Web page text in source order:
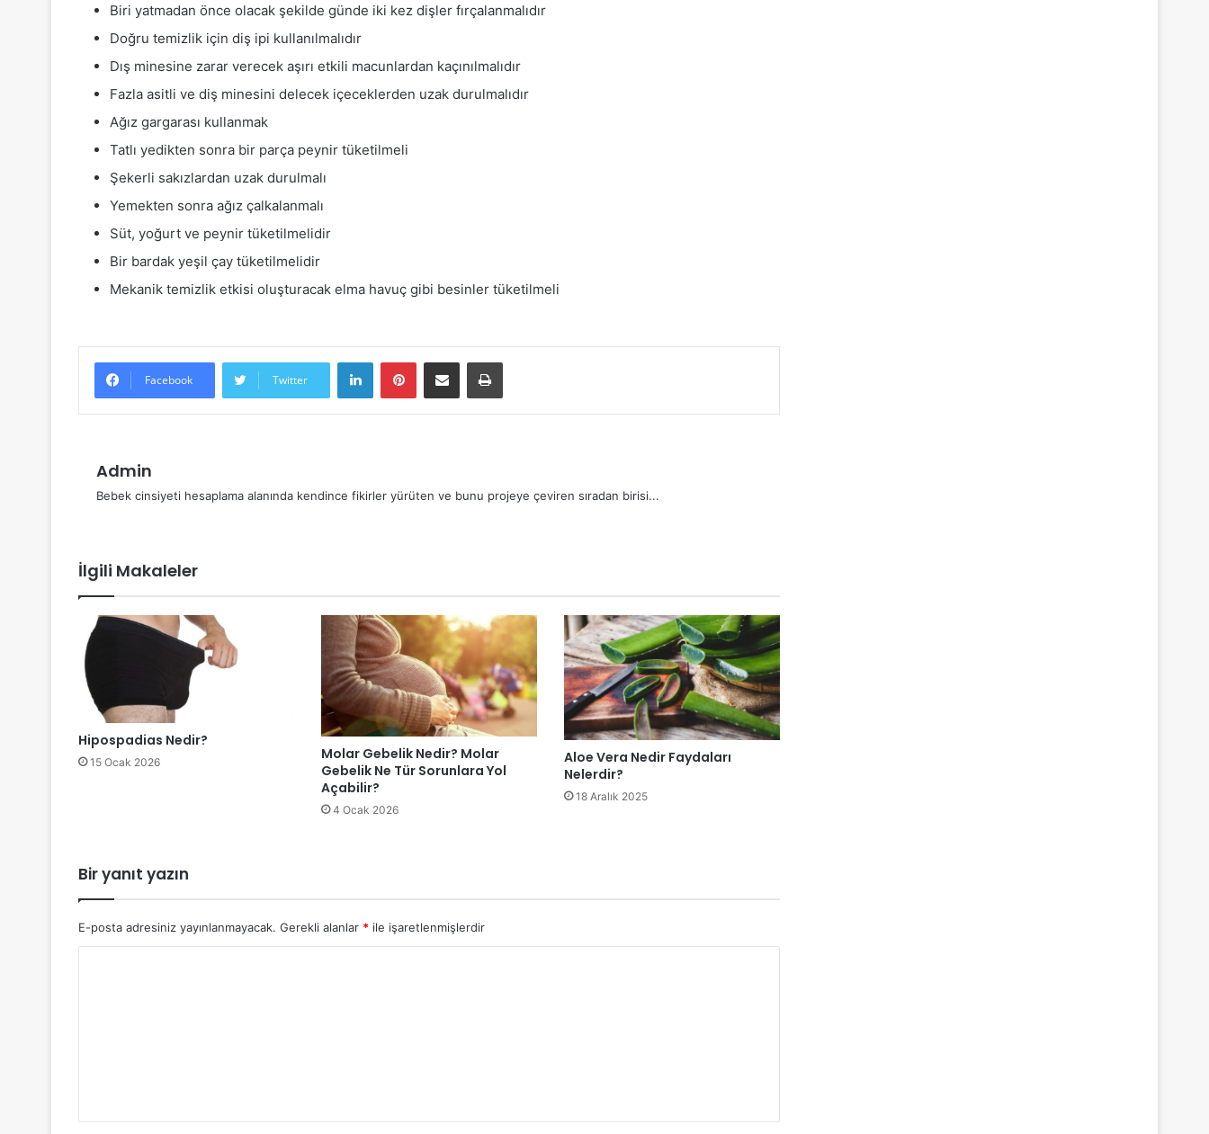
Biri yatmadan önce olacak şekilde günde iki kez dişler fırçalanmalıdır
Doğru temizlik için diş ipi kullanılmalıdır
Dış minesine zarar verecek aşırı etkili macunlardan kaçınılmalıdır
Fazla asitli ve diş minesini delecek içeceklerden uzak durulmalıdır
Ağız gargarası kullanmak
Tatlı yedikten sonra bir parça peynir tüketilmeli
Şekerli sakızlardan uzak durulmalı
Yemekten sonra ağız çalkalanmalı
Süt, yoğurt ve peynir tüketilmelidir
Bir bardak yeşil çay tüketilmelidir
Mekanik temizlik etkisi oluşturacak elma havuç gibi besinler tüketilmeli
Facebook Twitter
LinkedInPinterestE-Posta ile paylaş Yazdır
Admin
Bebek cinsiyeti hesaplama alanında kendince fikirler yürüten ve bunu projeye çeviren sıradan birisi...
İlgili Makaleler
Hipospadias Nedir?
15 Ocak 2026
Molar Gebelik Nedir? Molar
Gebelik Ne Tür Sorunlara Yol
Açabilir?
4 Ocak 2026
Aloe Vera Nedir Faydaları
Nelerdir?
18 Aralık 2025
Bir yanıt yazın
E-posta adresiniz yayınlanmayacak. Gerekli alanlar * ile işaretlenmişlerdir